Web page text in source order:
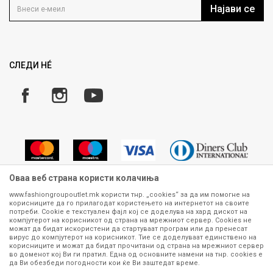
Кариера
Како да купите
Замена и рефундација на производи
Плаќање
Најави се
СЛЕДИ НÉ
Сите информации околу производите кои се изложени на нашата
онлајн продавница се стремиме да бидат конкретни, точни и прецизни,
меѓутоа не можеме да гарантираме дека се без ниту една грешка или
пак дека сите производи во моментот се достапни на залиха.
Фотографиите се најверодостојниот приказ на производот. Доколку
дојде до потреба за замена на производ или рефундација, процедурата
Оваа веб страна користи колачиња
www.fashiongroupoutlet.mk користи тнр. „cookies“ за да им помогне на
корисниците да го прилагодат користењето на интернетот на своите
потреби. Cookie е текстуален фајл кој се доделува на хард дискот на
компјутерот на корисникот од страна на мрежниот сервер. Cookies не
можат да бидат искористени да стартуваат програм или да пренесат
вирус до компјутерот на корисникот. Тие се доделуваат единствено на
корисниците и можат да бидат прочитани од страна на мрежниот сервер
во доменот кој Ви ги пратил. Една од основните намени на тнр. сookies е
да Ви обезбеди погодности кои ќе Ви заштедат време.